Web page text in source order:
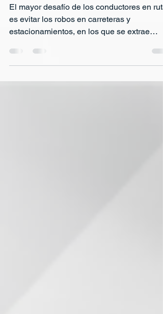
PELIGROSAS
El mayor desafío de los conductores en
estacionamientos, en los que se extrae
combustible de...